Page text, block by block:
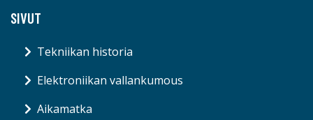
SIVUT
Tekniikan historia
Elektroniikan vallankumous
Aikamatka